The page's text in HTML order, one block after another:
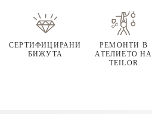
СЕРТИФИЦИРАНИ
БИЖУТА
РЕМОНТИ В
АТЕЛИЕТО НА
TEILOR